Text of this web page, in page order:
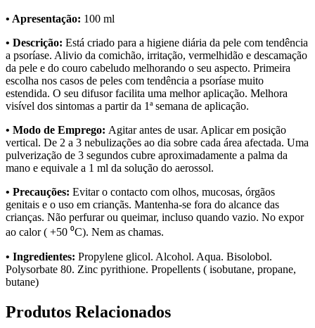
• Apresentação: 100 ml
• Descrição: Está criado para a higiene diária da pele com tendência
a psoríase. Alivio da comichão, irritação, vermelhidão e descamação
da pele e do couro cabeludo melhorando o seu aspecto. Primeira
escolha nos casos de peles com tendência a psoríase muito
estendida. O seu difusor facilita uma melhor aplicação. Melhora
visível dos sintomas a partir da 1ª semana de aplicação.
• Modo de Emprego: Agitar antes de usar. Aplicar em posição
vertical. De 2 a 3 nebulizações ao dia sobre cada área afectada. Uma
pulverização de 3 segundos cubre aproximadamente a palma da
mano e equivale a 1 ml da solução do aerossol.
• Precauções: Evitar o contacto com olhos, mucosas, órgãos
genitais e o uso em criançãs. Mantenha-se fora do alcance das
crianças. Não perfurar ou queimar, incluso quando vazio. No expor
ao calor ( +50 ⁰C). Nem as chamas.
• Ingredientes: Propylene glicol. Alcohol. Aqua. Bisolobol.
Polysorbate 80. Zinc pyrithione. Propellents ( isobutane, propane,
butane)
Produtos Relacionados